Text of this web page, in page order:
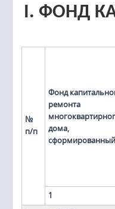
I. ФОНД
№
п/п
Фонд
ремонта
дома,
1